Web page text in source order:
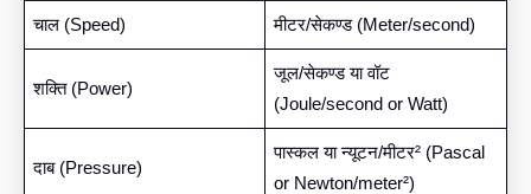
चाल (Speed) मीटर/सेकण्ड (Meter/second)
शक्ति (Power)
जूल/सेकण्ड या वॉट
(Joule/second or Watt)
दाब (Pressure)
पास्कल या न्यूटन/मीटर² (Pascal
or Newton/meter²)